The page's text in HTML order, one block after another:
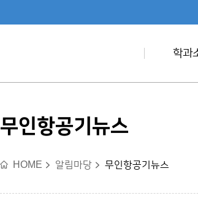
학과
무인항공기뉴스
HOME 알림마당 무인항공기뉴스